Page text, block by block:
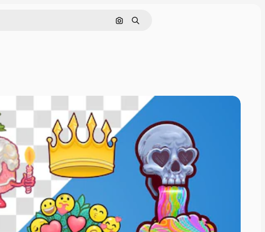
Buscar por imagen
Buscar